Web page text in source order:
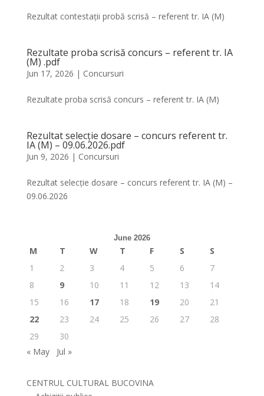
Rezultat contestații probă scrisă – referent tr. IA (M)
Rezultate proba scrisă concurs – referent tr. IA
(M) .pdf
Jun 17, 2026 | Concursuri
Rezultate proba scrisă concurs – referent tr. IA (M)
Rezultat selecție dosare – concurs referent tr.
IA (M) – 09.06.2026.pdf
Jun 9, 2026 | Concursuri
Rezultat selecție dosare – concurs referent tr. IA (M) –
09.06.2026
June 2026
M T W T F S
S
1
2 3 4 5 6
7
8
9 10 11 12 13
14
15
16 17 18 19 20
21
22
23 24 25 26 27
28
29
30
« May
Jul »
CENTRUL CULTURAL BUCOVINA